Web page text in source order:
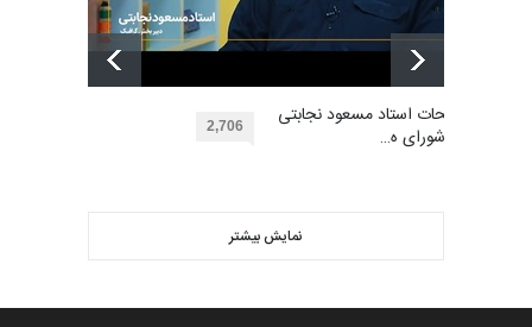
مسابقه بین‌المللی کارتون آیدین
دوغان، ترکیه،…
مهلت
کارتون CARTUNION ، …
بهترین آثار کارتون جهان بخش -
453
گالری حدود یک ماه قبل
توضیحات استاد مسعود نجابتی
عضو شورای ه… 2,706
نمایش بیشتر